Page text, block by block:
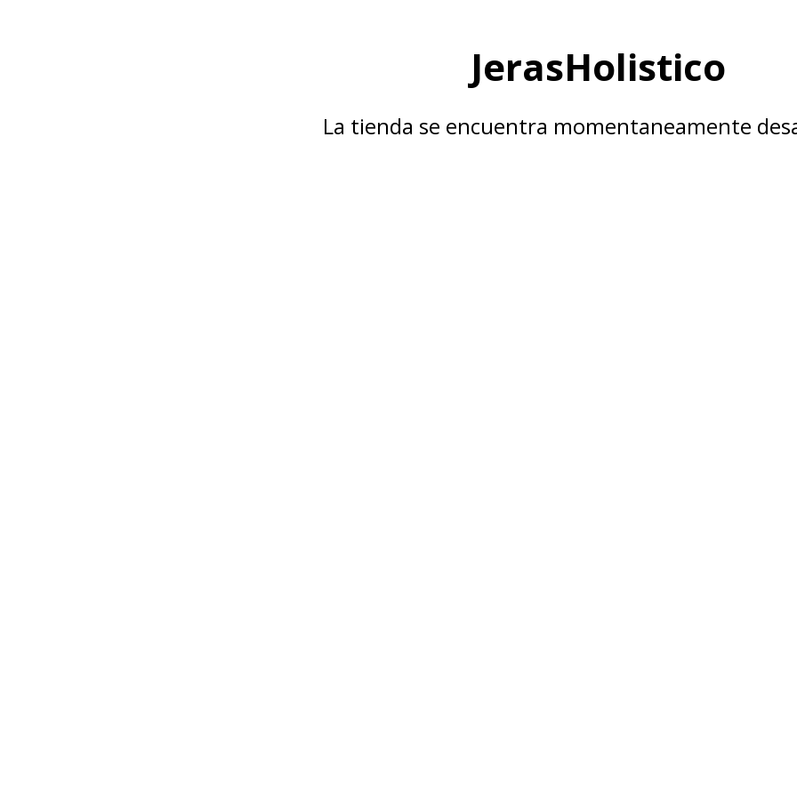
JerasHolistico
La tienda se encuentra momentaneamente